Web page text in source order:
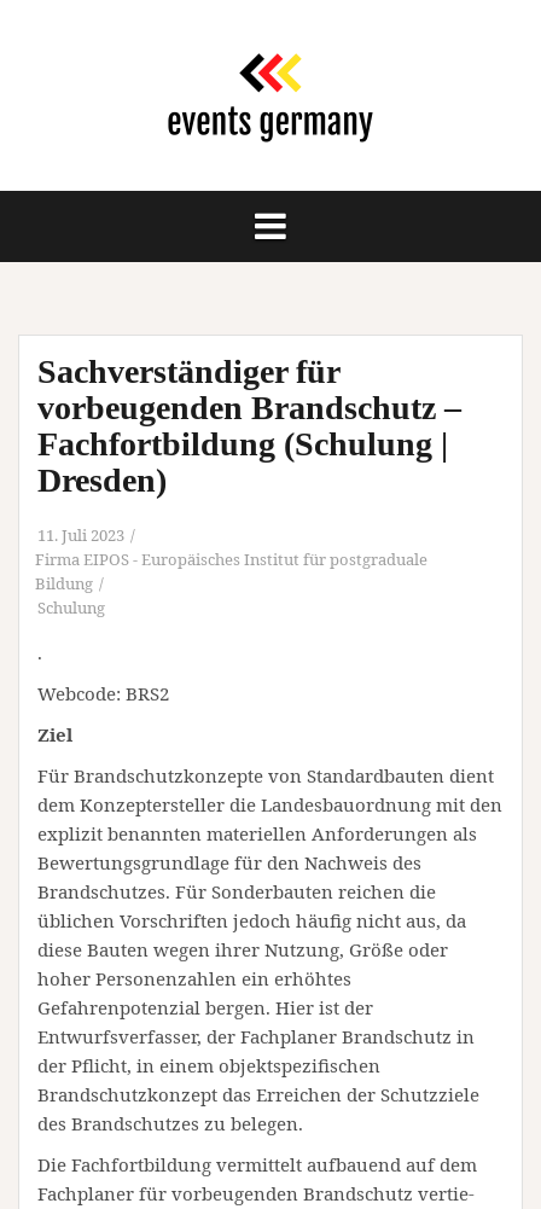
Sachverständiger für
vorbeugenden Brandschutz –
Fachfortbildung (Schulung |
Dresden)
11. Juli 2023
Firma EIPOS - Europäisches Institut für postgraduale
Bildung
Schulung
.
Webcode: BRS2
Ziel
Für Brandschutzkonzepte von Standardbauten dient
dem Konzeptersteller die Landesbauordnung mit den
explizit benannten materiellen Anforderungen als
Bewertungsgrundlage für den Nachweis des
Brandschutzes. Für Sonderbauten reichen die
üblichen Vorschriften jedoch häufig nicht aus, da
diese Bauten wegen ihrer Nutzung, Größe oder
hoher Personenzahlen ein erhöhtes
Gefahrenpotenzial bergen. Hier ist der
Entwurfsverfasser, der Fachplaner Brandschutz in
der Pflicht, in einem objektspezifischen
Brandschutzkonzept das Erreichen der Schutzziele
des Brandschutzes zu belegen.
Die Fachfortbildung vermittelt aufbauend auf dem
Fachplaner für vorbeugenden Brandschutz vertie-